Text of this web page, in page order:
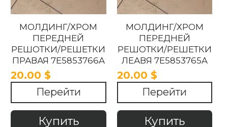
МОЛДИНГ/ХРОМ
ПЕРЕДНЕЙ
РЕШОТКИ/РЕШЕТКИ
ПРАВАЯ 7E5853766A
Volkswagen
Transporter T6 2015 -
2018
20.00 $
Перейти
Купить
МОЛДИНГ/ХРОМ
ПЕРЕДНЕЙ
РЕШОТКИ/РЕШЕТКИ
ЛЕАВЯ 7E5853765A
Volkswagen
Transporter T6 2015 -
2018
20.00 $
Перейти
Купить